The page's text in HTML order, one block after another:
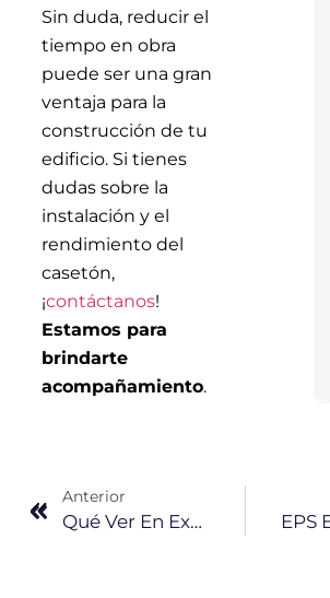
Sin duda, reducir el
tiempo en obra
puede ser una gran
ventaja para la
construcción de tu
edificio. Si tienes
dudas sobre la
instalación y el
rendimiento del
casetón,
¡contáctanos!
Estamos para
brindarte
acompañamiento.
Anterior
Qué Ver En Expo Obra Blanca 2025: Lo Que FANOSA Presentará En Expo Santa Fe